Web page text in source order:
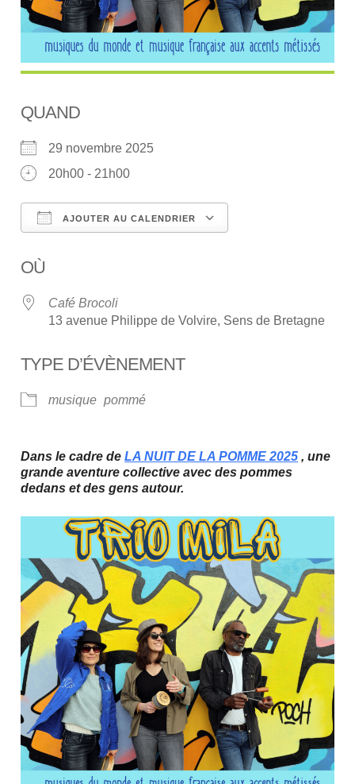
QUAND
29 novembre 2025
20h00 - 21h00
AJOUTER AU CALENDRIER
OÙ
Café Brocoli
13 avenue Philippe de Volvire, Sens de Bretagne
TYPE D’ÉVÈNEMENT
musique pommé
Dans le cadre deLA NUIT DE LA POMME 2025 , une
grande aventure collective avec des pommes
dedans et des gens autour.